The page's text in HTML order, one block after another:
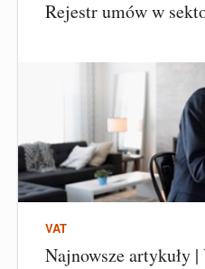
Rejestr umów w
VAT
Najnowsze artykuły